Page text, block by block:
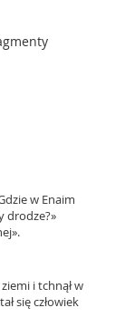
w Enaim
drodze?»
i tchnął w
się człowiek